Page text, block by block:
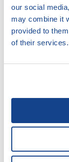
our social
may combine it
provided to
of their services.
Smluvní
možnost
neplatné.
sjednaný
v práci, nebo